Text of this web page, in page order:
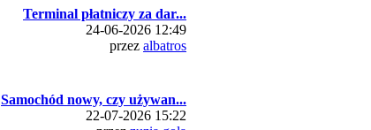
Terminal płatniczy za dar...
24-06-2026 12:49
przez albatros
Samochód nowy, czy używan...
22-07-2026 15:22